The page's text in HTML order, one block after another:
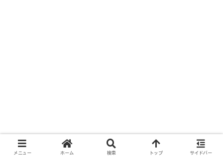
メニュー ホーム 検索 トップ サイドバー